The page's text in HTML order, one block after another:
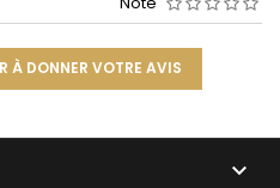
À DONNER VOTRE AVIS
